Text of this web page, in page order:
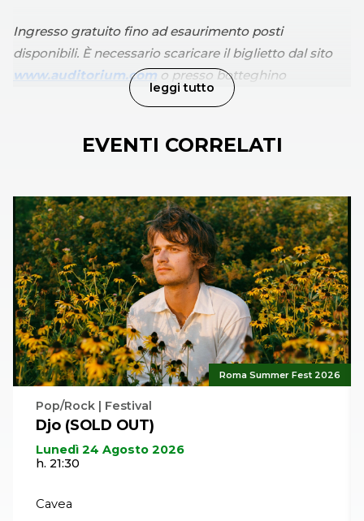
Ingresso gratuito fino ad esaurimento posti
disponibili. Ènecessario scaricare il biglietto dal sito
www.auditorium.com o presso botteghino
dell’Auditorium Parco della Musica Ennio Morricone.
marzo ore 15:00.
entro e non oltre 10 minuti prima dall’orario di inizio
dell’evento. Trascorso tale termine il biglietto perde la
sua validità, e priorità in ingresso viene data a chi sia
eventualmente in fila d’attesa.
leggi tutto
EVENTI CORRELATI
Roma Summer Fest 2026
Pop/Rock | Festival
Djo (SOLD OUT)
Lunedì 24 Agosto 2026
h. 21:30
Cavea